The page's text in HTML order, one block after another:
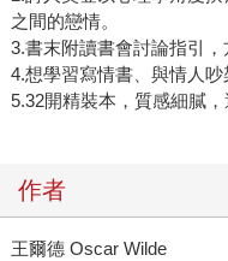
之間的戀情。
3.書末附讀書會討論指引，
4.想學習寫情書、與情人吵
5.32開精裝本，質感細膩，
作者
王爾德 Oscar Wilde